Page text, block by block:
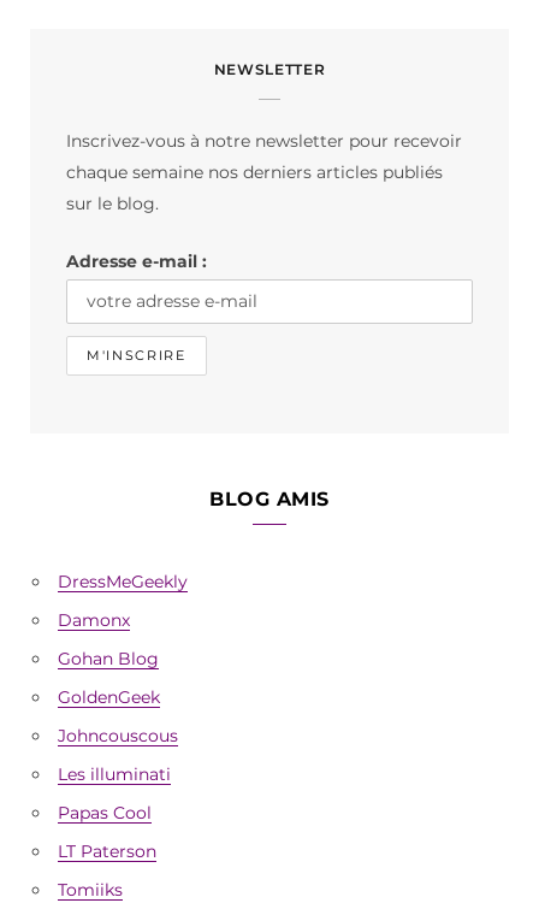
e
t
m
T
NEWSLETTER
Inscrivez-vous à notre newsletter pour recevoir
chaque semaine nos derniers articles publiés
sur le blog.
Adresse e-mail :
BLOG AMIS
DressMeGeekly
Damonx
Gohan Blog
GoldenGeek
Johncouscous
Les illuminati
Papas Cool
LT Paterson
Tomiiks